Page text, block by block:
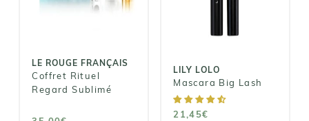
LE ROUGE FRANÇAIS
Coffret Rituel
Regard Sublimé
Sublimé
LILY LOLO
Mascara Big Lash
21,45€
21,45€